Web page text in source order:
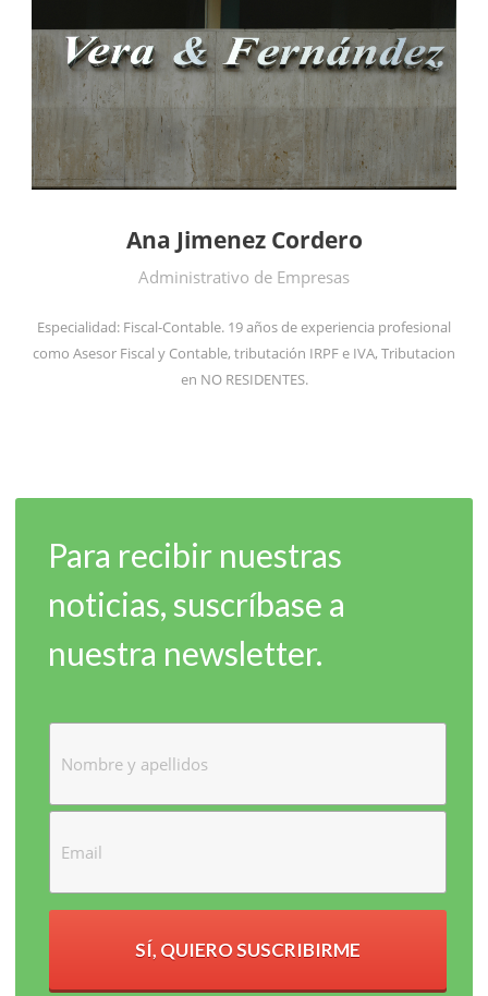
Ana Jimenez Cordero
Administrativo de Empresas
Especialidad: Fiscal-Contable. 19 años de experiencia profesional
como Asesor Fiscal y Contable, tributación IRPF e IVA, Tributacion
en NO RESIDENTES.
Para recibir nuestras
noticias, suscríbase a
nuestra newsletter.
SÍ, QUIERO SUSCRIBIRME